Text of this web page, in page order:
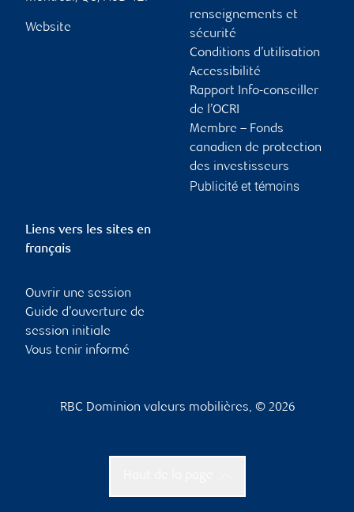
Website
renseignements et
sécurité
Conditions d’utilisation
Accessibilité
Rapport Info-conseiller
de l’OCRI
Membre – Fonds
canadien de protection
des investisseurs
Publicité et témoins
Liens vers les sites en
français
Ouvrir une session
Guide d’ouverture de
session initiale
Vous tenir informé
RBC Dominion valeurs mobilières, © 2026